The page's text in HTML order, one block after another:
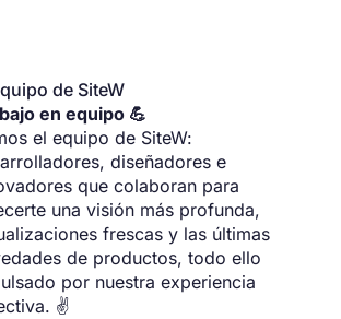
de SiteW
en equipo 💪
el equipo de SiteW:
diseñadores e
que colaboran para
una visión más profunda,
frescas y las últimas
de productos, todo ello
por nuestra experiencia
✌️